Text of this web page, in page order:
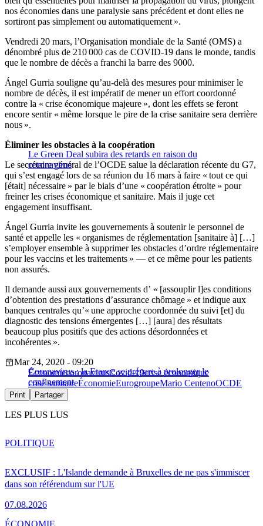
nos économies dans une paralysie sans précédent et dont elles ne
sortiront pas simplement ou automatiquement ».
Vendredi 20 mars, l’Organisation mondiale de la Santé (OMS) a
dénombré plus de 210 000 cas de COVID-19 dans le monde, tandis
que le nombre de décès a franchi la barre des 9000.
Ángel Gurria souligne qu’au-delà des mesures pour minimiser le
nombre de décès, il est impératif de mener un effort coordonné
contre la « crise économique majeure », dont les effets se feront
encore sentir « même lorsque le pire de la crise sanitaire sera derrière
nous ».
Le Green Deal subira des retards en raison du
coronavirus
Éliminer les obstacles à la coopération
Le secrétaire général de l’OCDE salue la déclaration récente du G7,
qui s’est engagé lors de sa réunion du 16 mars à faire « tout ce qui
[était] nécessaire » par le biais d’une « coopération étroite » pour
freiner les crises économique et sanitaire. Mais il juge cet
engagement insuffisant.
Ángel Gurria invite les gouvernements à soutenir le personnel de
santé et appelle les « organismes de réglementation [sanitaire à] […]
s’employer ensemble à supprimer les obstacles d’ordre réglementaire
pour les vaccins et les traitements » — et ce même pour les patients
non assurés.
Il demande aussi aux gouvernements d’ « [assouplir l]es conditions
d’obtention des prestations d’assurance chômage » et indique aux
banques centrales qu’« une approche coordonnée du suivi [et] du
diagnostic des tensions émergentes […] [aura] des résultats
beaucoup plus positifs que des actions désordonnées et
incohérentes ».
Coronavirus : la France se prépare à prolonger le
confinement
Mar 24, 2020 - 09:20
ÉconomiecoronavirusCovid-19crise économique
crise sanitaireÉconomieEurogroupeMario CentenoOCDE
Print Partager
LES PLUS LUS
EXCLUSIF : L'Islande demande à Bruxelles de ne pas s'immiscer
dans son référendum sur l'UE
07.08.2026
POLITIQUE
ÉCONOMIE